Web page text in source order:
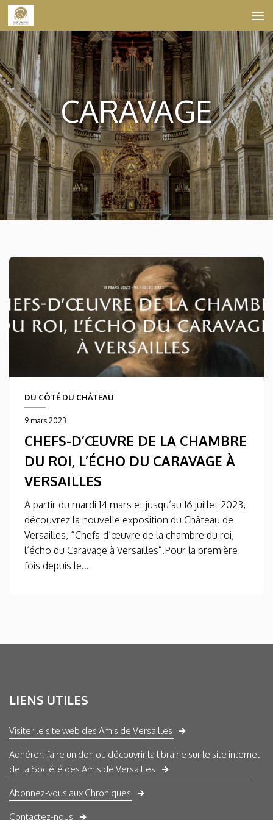
Skip to content
CARAVAGE
DU CÔTÉ DU CHÂTEAU
9 mars 2023
CHEFS-D’ŒUVRE DE LA CHAMBRE
DU ROI, L’ÉCHO DU CARAVAGE À
VERSAILLES
A partir du mardi 14 mars et jusqu’au 16 juillet 2023,
découvrez la nouvelle exposition du Château de
Versailles, “Chefs-d’œuvre de la chambre du roi,
l’écho du Caravage à Versailles”.Pour la première
fois depuis le...
LIENS UTILES
Visiter le site web des Amis de Versailles
Adhérer, faire un don ou découvrir la librairie sur le site internet
de la Société des Amis de Versailles
Abonnez-vous aux Chroniques
Contactez-nous